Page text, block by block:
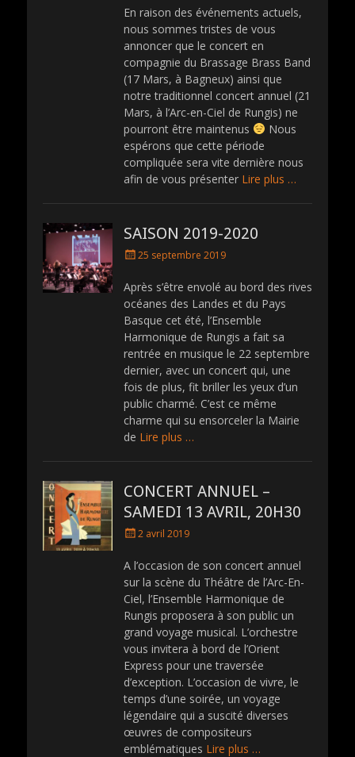
s
e
d
o
n
En raison des événements actuels,
nous sommes tristes de vous
annoncer que le concert en
compagnie du Brassage Brass Band
(17 Mars, à Bagneux) ainsi que
notre traditionnel concert annuel (21
Mars, à l’Arc-en-Ciel de Rungis) ne
pourront être maintenus
Nous
espérons que cette période
compliquée sera vite dernière nous
afin de vous présenter Lire plus …
SAISON 2019-2020
P
s
e
d
o
n
25 septembre 2019
Après s’être envolé au bord des rives
océanes des Landes et du Pays
Basque cet été, l’Ensemble
Harmonique de Rungis a fait sa
rentrée en musique le 22 septembre
dernier, avec un concert qui, une
fois de plus, fit briller les yeux d’un
public charmé. C’est ce même
charme qui su ensorceler la Mairie
de Lire plus …
CONCERT ANNUEL –
SAMEDI 13 AVRIL, 20H30
P
s
e
d
o
n
2 avril 2019
A l’occasion de son concert annuel
sur la scène du Théâtre de l’Arc-En-
Ciel, l’Ensemble Harmonique de
Rungis proposera à son public un
grand voyage musical. L’orchestre
vous invitera à bord de l’Orient
Express pour une traversée
d’exception. L’occasion de vivre, le
temps d’une soirée, un voyage
légendaire qui a suscité diverses
œuvres de compositeurs
emblématiques Lire plus …